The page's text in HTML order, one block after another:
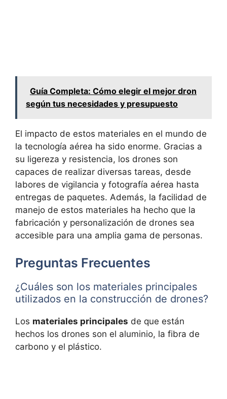
Guía Completa: Cómo elegir el mejor dron
según tus necesidades y presupuesto
El impacto de estos materiales en el mundo de
la tecnología aérea ha sido enorme. Gracias a
su ligereza y resistencia, los drones son
capaces de realizar diversas tareas, desde
labores de vigilancia y fotografía aérea hasta
entregas de paquetes. Además, la facilidad de
manejo de estos materiales ha hecho que la
fabricación y personalización de drones sea
accesible para una amplia gama de personas.
Preguntas Frecuentes
¿Cuáles son los materiales principales
utilizados en la construcción de drones?
Los materiales principales de que están
hechos los drones son el aluminio, la fibra de
carbono y el plástico.